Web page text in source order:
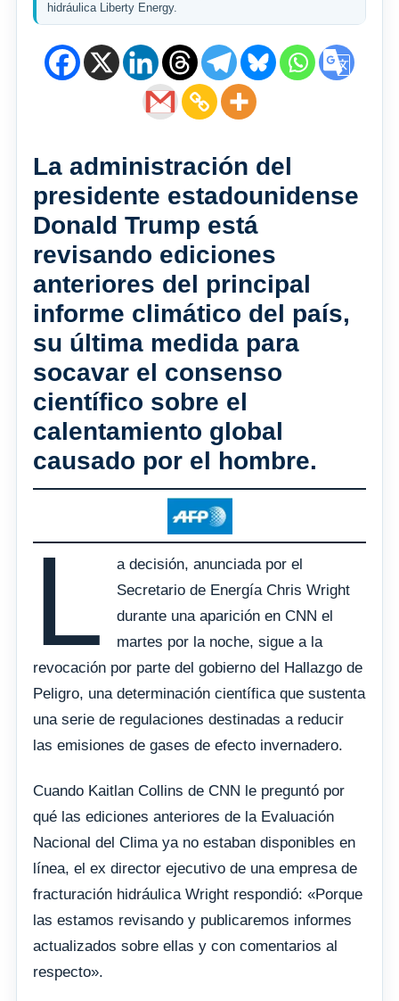
hidráulica Liberty Energy.
La administración del
presidente estadounidense
Donald Trump está
revisando ediciones
anteriores del principal
informe climático del país,
su última medida para
socavar el consenso
científico sobre el
calentamiento global
causado por el hombre.
L
a decisión, anunciada por el
Secretario de Energía Chris Wright
durante una aparición en CNN el
martes por la noche, sigue a la
revocación por parte del gobierno del Hallazgo de
Peligro, una determinación científica que sustenta
una serie de regulaciones destinadas a reducir
las emisiones de gases de efecto invernadero.
Cuando Kaitlan Collins de CNN le preguntó por
qué las ediciones anteriores de la Evaluación
Nacional del Clima ya no estaban disponibles en
línea, el ex director ejecutivo de una empresa de
fracturación hidráulica Wright respondió: «Porque
las estamos revisando y publicaremos informes
actualizados sobre ellas y con comentarios al
respecto».